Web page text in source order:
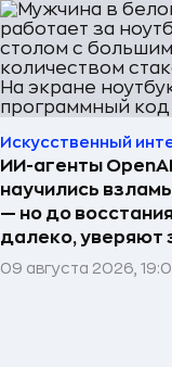
Искусственный
ИИ-агенты
научились
— но до
далеко, уверяют
09 августа 2026,